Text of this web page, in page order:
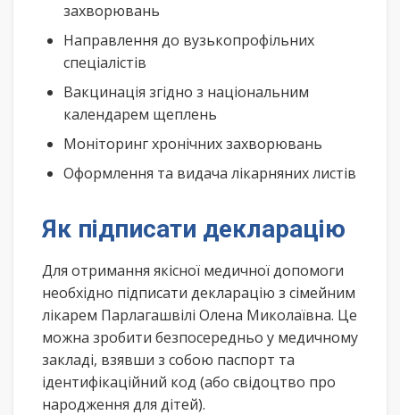
захворювань
Направлення до вузькопрофільних
спеціалістів
Вакцинація згідно з національним
календарем щеплень
Моніторинг хронічних захворювань
Оформлення та видача лікарняних листів
Як підписати декларацію
Для отримання якісної медичної допомоги
необхідно підписати декларацію з сімейним
лікарем Парлагашвілі Олена Миколаївна. Це
можна зробити безпосередньо у медичному
закладі, взявши з собою паспорт та
ідентифікаційний код (або свідоцтво про
народження для дітей).